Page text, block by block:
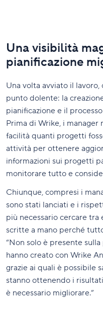
Una visibilità
pianificazione
Una volta avviato il
punto dolente: la
pianificazione e il
Prima di Wrike, i
facilità quanti progetti
attività per ottenere
informazioni sui progetti
monitorare tutto e
Chiunque, compresi i
sono stati lanciati e i
più necessario cercare
scritte a mano perché
“Non solo è presente
hanno creato con Wrike
grazie ai quali è possibile
stanno ottenendo i
è necessario migliorare.”